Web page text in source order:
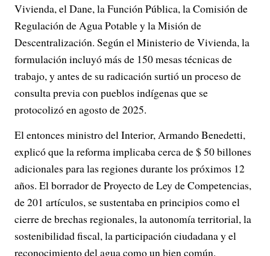
Vivienda, el Dane, la Función Pública, la Comisión de
Regulación de Agua Potable y la Misión de
Descentralización. Según el Ministerio de Vivienda, la
formulación incluyó más de 150 mesas técnicas de
trabajo, y antes de su radicación surtió un proceso de
consulta previa con pueblos indígenas que se
protocolizó en agosto de 2025.
El entonces ministro del Interior, Armando Benedetti,
explicó que la reforma implicaba cerca de $ 50 billones
adicionales para las regiones durante los próximos 12
años. El borrador de Proyecto de Ley de Competencias,
de 201 artículos, se sustentaba en principios como el
cierre de brechas regionales, la autonomía territorial, la
sostenibilidad fiscal, la participación ciudadana y el
reconocimiento del agua como un bien común.